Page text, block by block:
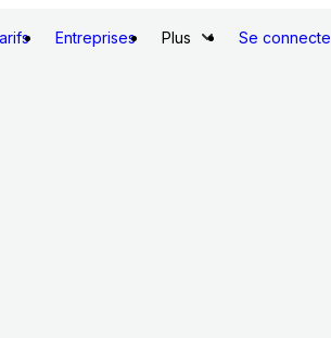
Entreprises Plus Se